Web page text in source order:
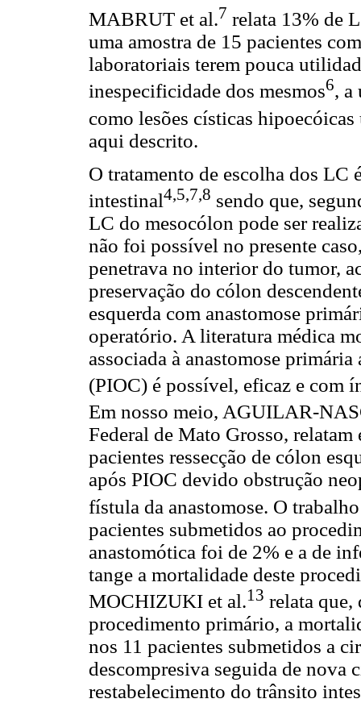
MABRUT et al.7 relata 13% de
uma amostra de 15 pacientes
laboratoriais terem pouca
inespecificidade dos mesmos6, a
como lesões císticas
aqui descrito.
O tratamento de escolha dos LC
intestinal4,5,7,8 sendo que,
LC do mesocólon pode ser
não foi possível no presente
penetrava no interior do tumor,
preservação do cólon
esquerda com anastomose
operatório. A literatura médica
associada à anastomose
(PIOC) é possível, eficaz e com
Em nosso meio, AGUILAR-
Federal de Mato Grosso,
pacientes ressecção de cólon
após PIOC devido obstrução
fístula da anastomose. O
pacientes submetidos ao
anastomótica foi de 2% e a de
tange a mortalidade deste
MOCHIZUKI et al.13 relata que,
procedimento primário, a
nos 11 pacientes submetidos a
descompresiva seguida de nova
restabelecimento do trânsito